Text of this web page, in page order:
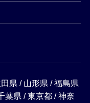
県 / 山形県 / 福島県
葉県 / 東京都 / 神奈